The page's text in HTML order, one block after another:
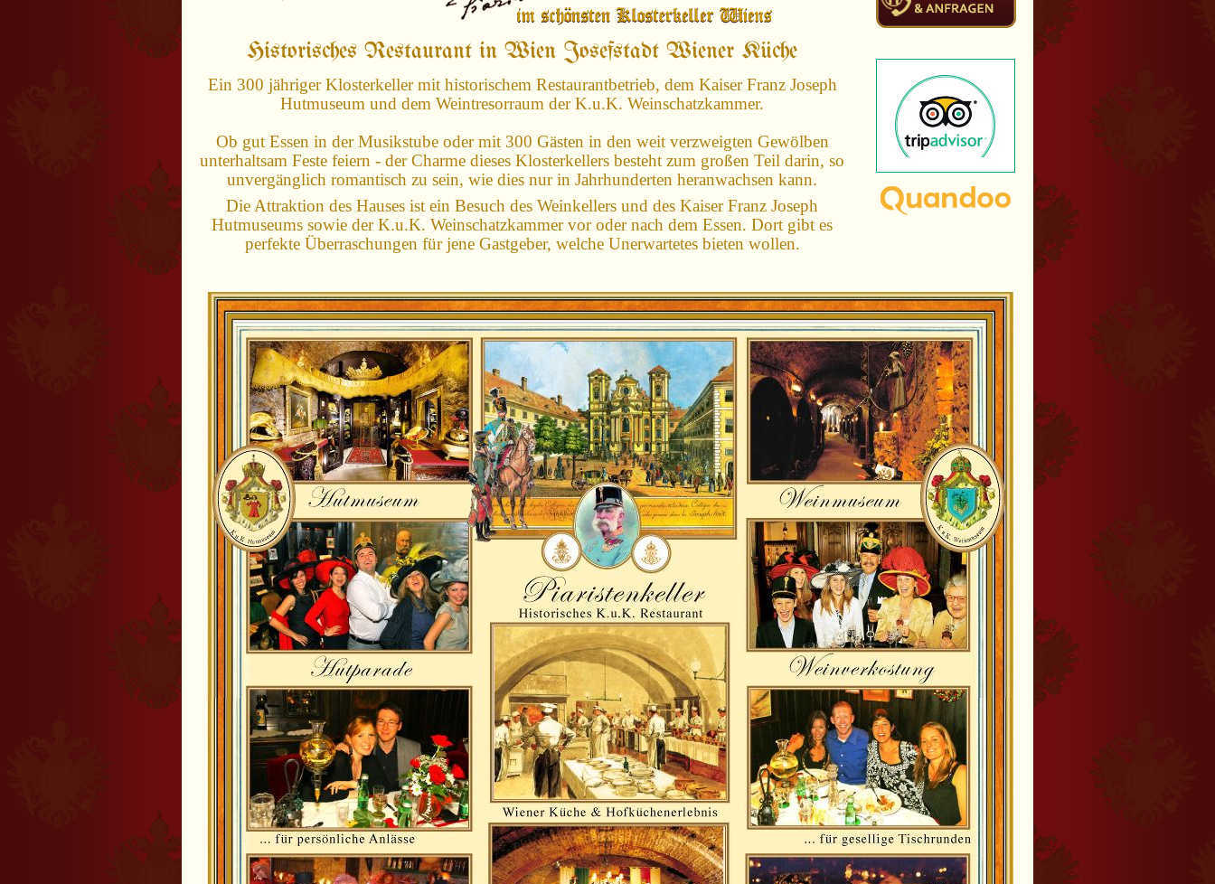
Historisches Restaurant in Wien Josefstadt Wiener Küche
Ein 300 jähriger Klosterkeller mit historischem Restaurantbetrieb, dem Kaiser Franz Joseph
Hutmuseum und dem Weintresorraum der K.u.K. Weinschatzkammer.
Ob gut Essen in der Musikstube oder mit 300 Gästen in den weit verzweigten Gewölben
unterhaltsam Feste feiern - der Charme dieses Klosterkellers besteht zum großen Teil darin, so
unvergänglich romantisch zu sein, wie dies nur in Jahrhunderten heranwachsen kann.
Die Attraktion des Hauses ist ein Besuch des Weinkellers und des Kaiser Franz Joseph
Hutmuseums sowie der K.u.K. Weinschatzkammer vor oder nach dem Essen. Dort gibt es
perfekte Überraschungen für jene Gastgeber, welche Unerwartetes bieten wollen.